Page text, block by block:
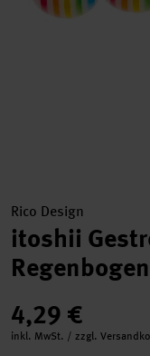
Rico Design
itoshii
4,29 €
inkl. MwSt. / zzgl.